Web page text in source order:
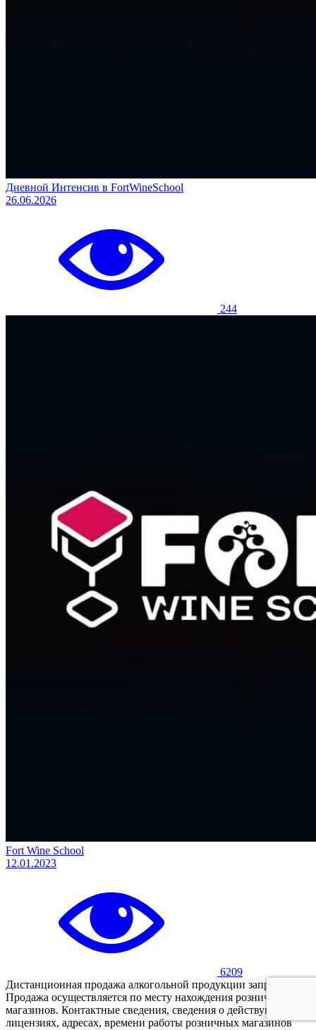
Дневной Интенсив в FortWineSchool
26.06.2026
244
Fort Wine School
12.01.2023
6209
Дистанционная продажа алкогольной продукции запрещена.
Продажа осуществляется по месту нахождения розничных
магазинов. Контактные сведения, сведения о действующих
лицензиях, адресах, времени работы розничных магазинов